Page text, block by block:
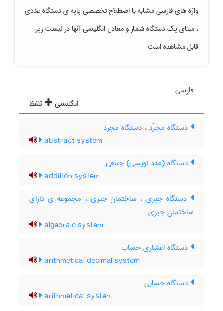
واژه های فارسی مشابه با اصطلاح تخصصیپایه ی دستگاه عددی
، مبنای یک دستگاه شمارو معادل انگلیسی آنها در لیست زیر
قابل مشاهده است
فارسی
انگلیسی
تلفظ
دستگاه مجرّد ، دستگاه مجرد
abstract system
دستگاه (عدد نویسی) جمعی
addition system
دستگاه جبری ، ساختمان جبری ، مجموعه ی دارای
ساختمان جبری
algebraic system
دستگاه اعشاری حساب
arithmetical decimal system
دستگاه حسابی
arithmetical system